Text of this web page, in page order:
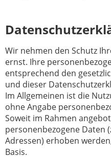
Wir nehmen den Schutz
ernst. Ihre
entsprechend den
und dieser
Im Allgemeinen ist die
ohne Angabe
Soweit im Rahmen
personenbezogene Daten
Adressen) erhoben
Basis.